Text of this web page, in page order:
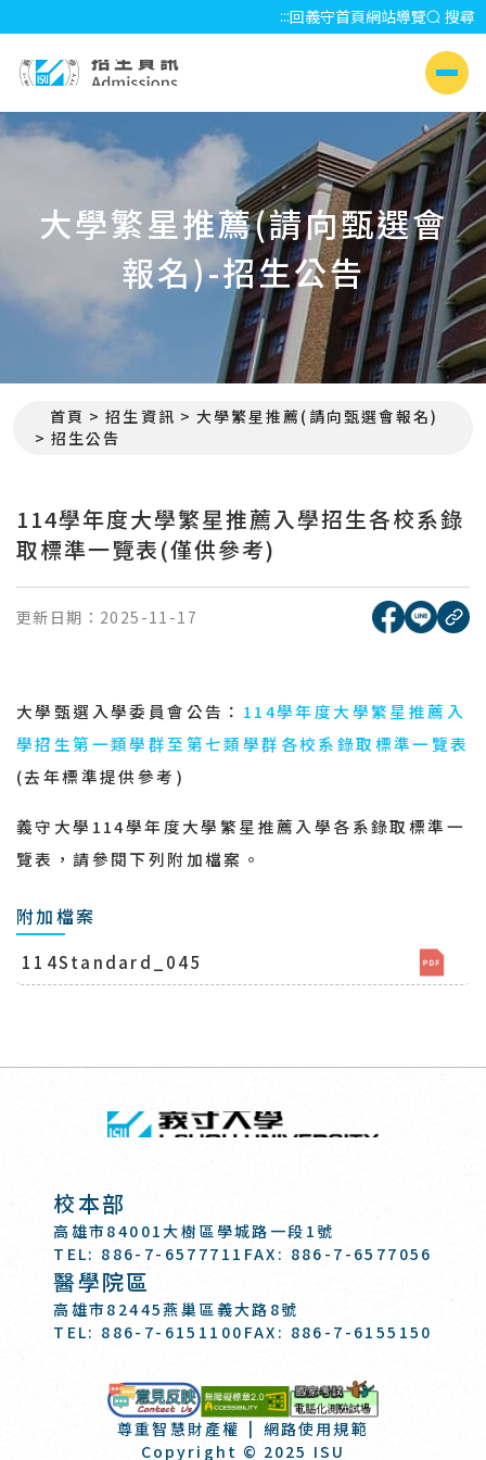
:::回義守首頁網站導覽 搜尋
側選單
大學繁星推薦(請向甄選會
報名)-招生公告
首頁 招生資訊
大學繁星推薦(請向甄選會報名)
招生公告
114學年度大學繁星推薦入學招生各校系錄
取標準一覽表(僅供參考)
更新日期： 2025-11-17 [另開新
[另開
複
大學甄選入學委員會公告： 114學年度大學繁星推薦入
學招生第一類學群至第七類學群各校系錄取標準一覽表
(去年標準提供參考 )
義守大學 114學年度大學繁星推薦入學各系錄取標準一
覽表，請參閱下列附加檔案。
附加檔案
114Standard_045
回頂端
校本部
高雄市84001大樹區學城路一段1號
TEL: 886-7-6577711 FAX: 886-7-6577056
醫學院區
高雄市82445燕巢區義大路8號
TEL: 886-7-6151100 FAX: 886-7-6155150
尊重智慧財產權
網路使用規範
Copyright © 2025 ISU
意見反映 國家考試-電